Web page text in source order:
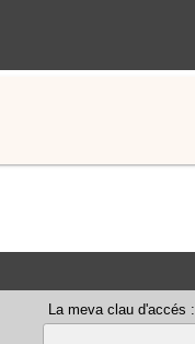
La meva clau d'accés :